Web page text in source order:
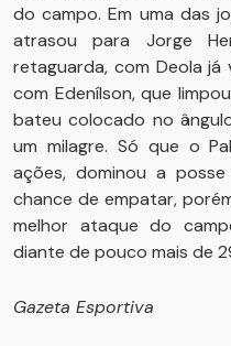
do campo. Em uma das
atrasou para Jorge
retaguarda, com Deola
com Edenílson, que
bateu colocado no
um milagre. Só que o
ações, dominou a
chance de empatar,
melhor ataque do
diante de pouco mais de
Gazeta Esportiva